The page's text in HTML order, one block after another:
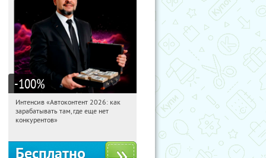
-100%
14:49:42 Получили:
Россия
Интенсив «Автоконтент 2026: как
зарабатывать там, где еще нет
конкурентов»
Бесплатно